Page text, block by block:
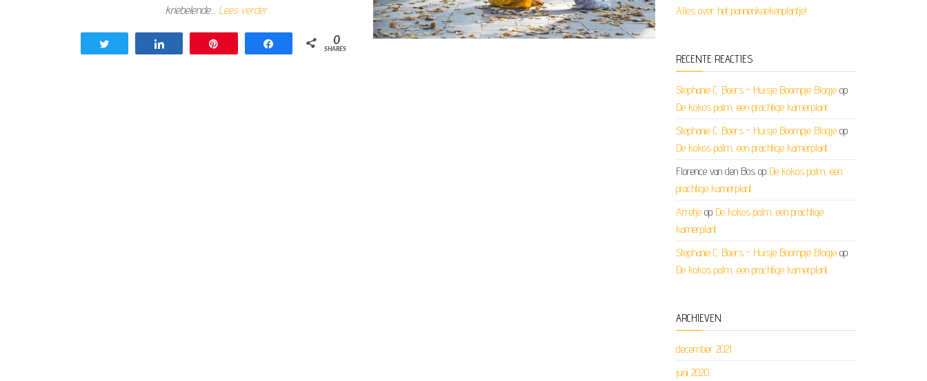
kriebelende…Lees verder
0
SHARES
Alles over het pannenkoekenplantje!
RECENTE REACTIES
Stephanie C. Boers - Huisje Boompje Blogjeop
De kokos palm, een prachtige kamerplant
Stephanie C. Boers - Huisje Boompje Blogjeop
De kokos palm, een prachtige kamerplant
Florence van den Bosop De kokos palm, een
prachtige kamerplant
Arretjeop De kokos palm, een prachtige
kamerplant
Stephanie C. Boers - Huisje Boompje Blogjeop
De kokos palm, een prachtige kamerplant
ARCHIEVEN
december 2021
juni 2020